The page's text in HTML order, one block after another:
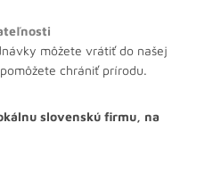
môžete vrátiť do našej
chrániť prírodu.
slovenskú firmu, na